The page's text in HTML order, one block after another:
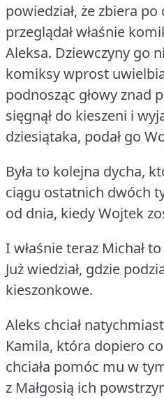
powiedział, że zbiera po
przeglądał właśnie
Aleksa. Dziewczyny go
komiksy wprost
podnosząc głowy znad
sięgnął do kieszeni i
dziesiątaka, podał go
Była to kolejna dycha,
ciągu ostatnich dwóch
od dnia, kiedy Wojtek
I właśnie teraz Michał
Już wiedział, gdzie
kieszonkowe.
Aleks chciał
Kamila, która dopiero co
chciała pomóc mu w
z Małgosią ich